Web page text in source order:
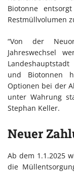
Biotonne
Restmüllvolumen
“Von der
Jahreswechsel
und Biotonnen
Optionen bei der
unter Wahrung
Stephan Keller.
Neuer
Ab dem 1.1.2025
die